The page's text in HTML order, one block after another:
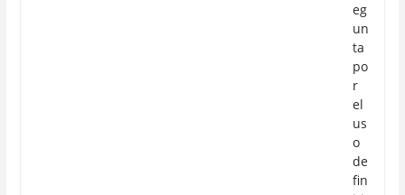
eg
un
ta
po
r
el
us
o
de
fin